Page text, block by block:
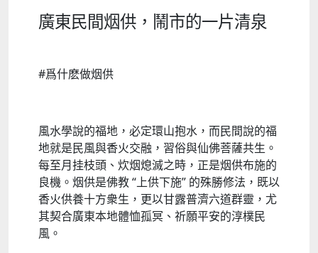
廣東民間烟供，鬧市的一片清泉​
#爲什麽做烟供
風水學說的福地，必定環山抱水，而民間說的福
地就是民風與香火交融，習俗與仙佛菩薩共生。
每至月挂枝頭、炊烟熄滅之時，正是烟供布施的
良機。烟供是佛教 “上供下施” 的殊勝修法，既以
香火供養十方衆生，更以甘露普濟六道群靈，尤
其契合廣東本地體恤孤冥、祈願平安的淳樸民
風。​